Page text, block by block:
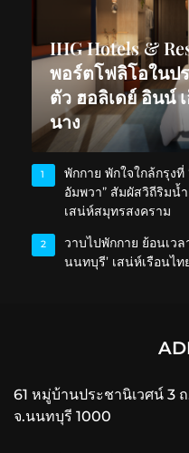
IHG Hotels &
พอร์ตโฟลิโอในป
ตัว ฮอลิเดย์ อินน์
นาง
1
พักกาย พักใจใกล้กรุง
อัมพวา” สัมผัสวิถีริม
เสน่ห์สมุทรสงคราม
2
วาบไปพักกาย ย้อนเว
นนทบุรี’ เสน่ห์เรือนไ
61 หมู่บ้านประชานิเวศน์ 3
จ.นนทบุรี 1000